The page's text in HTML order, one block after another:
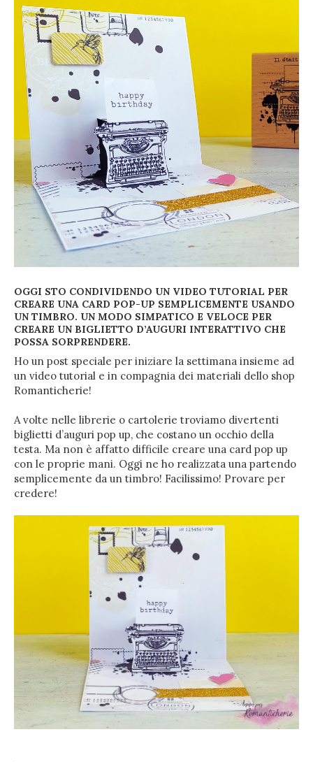
OGGI STO CONDIVIDENDO UN VIDEO TUTORIAL PER
CREARE UNA CARD POP-UP SEMPLICEMENTE USANDO
UN TIMBRO. UN MODO SIMPATICO E VELOCE PER
CREARE UN BIGLIETTO D’AUGURI INTERATTIVO CHE
POSSA SORPRENDERE.
Ho un post speciale per iniziare la settimana insieme ad
un video tutorial e in compagnia dei materiali dello shop
Romanticherie!
A volte nelle librerie o cartolerie troviamo divertenti
biglietti d’auguri pop up, che costano un occhio della
testa. Ma non è affatto difficile creare una card pop up
con le proprie mani. Oggi ne ho realizzata una partendo
semplicemente da un timbro! Facilissimo! Provare per
credere!